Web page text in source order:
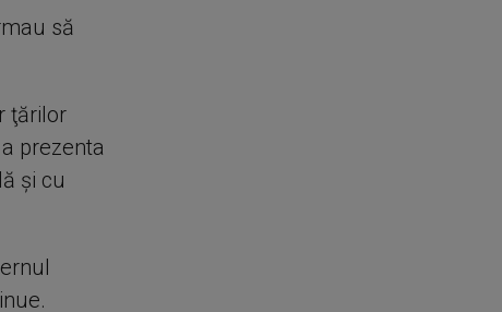
să
ţărilor
prezenta
şi cu